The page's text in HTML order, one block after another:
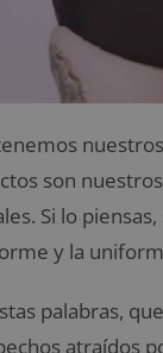
son
Si lo
y la
palabras,
atraídos